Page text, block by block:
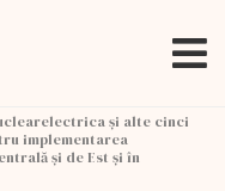
și alte cinci
implementarea
și de Est și în